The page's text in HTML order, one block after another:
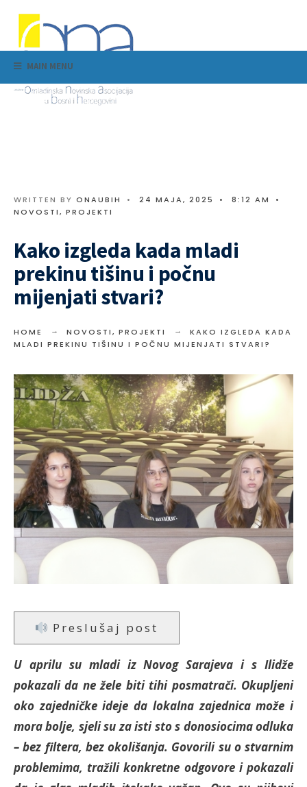
MAIN MENU
WRITTEN BY ONAUBIH • 24 MAJA, 2025 • 8:12 AM
•
NOVOSTI, PROJEKTI
Kako izgleda kada mladi
prekinu tišinu i počnu
mijenjati stvari?
HOME NOVOSTI, PROJEKTI
KAKO IZGLEDA KADA
MLADI PREKINU TIŠINU I POČNU MIJENJATI STVARI?
Preslušaj post
U aprilu su mladi iz Novog Sarajeva i s Ilidže
pokazali da ne žele biti tihi posmatrači. Okupljeni
oko zajedničke ideje da lokalna zajednica može i
mora bolje, sjeli su za isti sto s donosiocima odluka
– bez filtera, bez okolišanja. Govorili su o stvarnim
problemima, tražili konkretne odgovore i pokazali